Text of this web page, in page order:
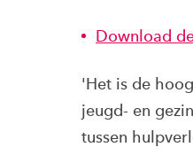
Download
'Het is de
jeugd- en
tussen